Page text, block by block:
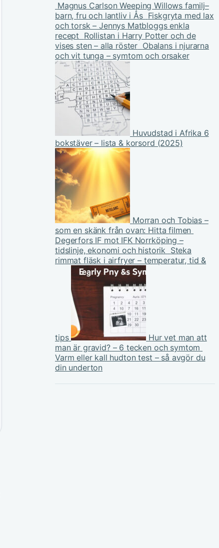
Magnus Carlson Weeping Willows familj–
barn, fru och lantliv i Ås Fiskgryta med lax
och torsk – Jennys Matbloggs enkla
recept Rollistan i Harry Potter och de
vises sten – alla röster Obalans i njurarna
och vit tunga – symtom och orsaker
Huvudstad i Afrika 6
bokstäver – lista & korsord (2025)
Morran och Tobias –
som en skänk från ovan: Hitta filmen
Degerfors IF mot IFK Norrköping –
tidslinje, ekonomi och historik Steka
rimmat fläsk i airfryer – temperatur, tid &
tips
Hur vet man att
man är gravid? – 6 tecken och symtom
Varm eller kall hudton test – så avgör du
din underton